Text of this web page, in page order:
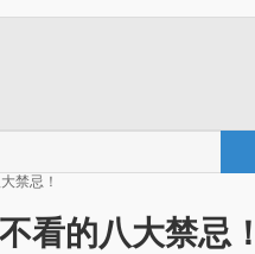
禁忌！
看的八大禁忌！